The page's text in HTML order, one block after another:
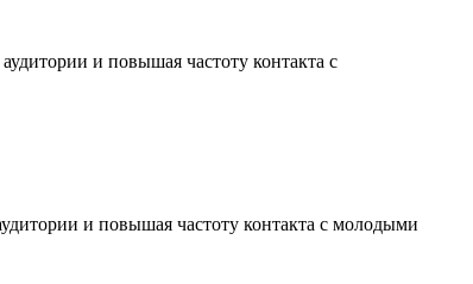
и повышая частоту контакта с
и повышая частоту контакта с молодыми